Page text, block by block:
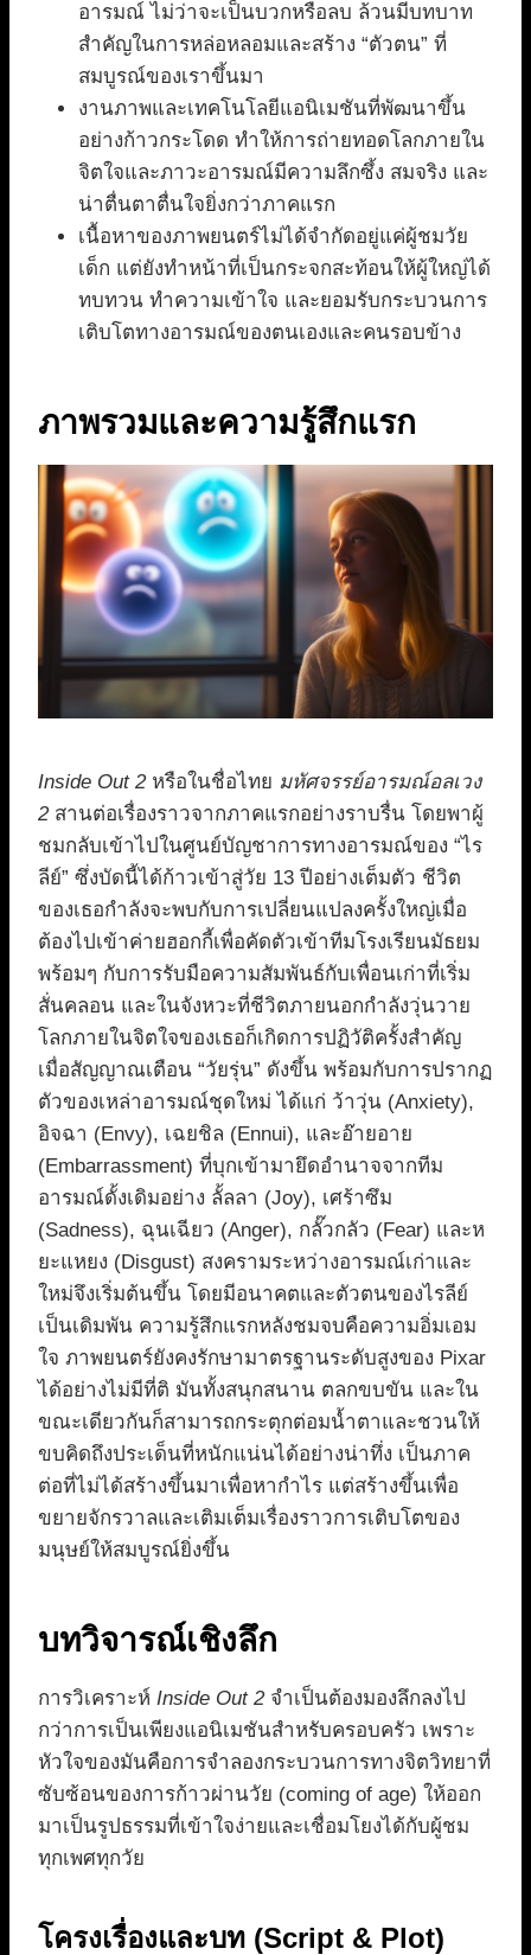
อารมณ์ ไม่ว่าจะเป็นบวกหรือลบ ล้วนมีบทบาท
สำคัญในการหล่อหลอมและสร้าง “ตัวตน” ที่
สมบูรณ์ของเราขึ้นมา
งานภาพและเทคโนโลยีแอนิเมชันที่พัฒนาขึ้น
อย่างก้าวกระโดด ทำให้การถ่ายทอดโลกภายใน
จิตใจและภาวะอารมณ์มีความลึกซึ้ง สมจริง และ
น่าตื่นตาตื่นใจยิ่งกว่าภาคแรก
เนื้อหาของภาพยนตร์ไม่ได้จำกัดอยู่แค่ผู้ชมวัย
เด็ก แต่ยังทำหน้าที่เป็นกระจกสะท้อนให้ผู้ใหญ่ได้
ทบทวน ทำความเข้าใจ และยอมรับกระบวนการ
เติบโตทางอารมณ์ของตนเองและคนรอบข้าง
ภาพรวมและความรู้สึกแรก
Inside Out 2หรือในชื่อไทย มหัศจรรย์อารมณ์อลเวง
2สานต่อเรื่องราวจากภาคแรกอย่างราบรื่น โดยพาผู้
ชมกลับเข้าไปในศูนย์บัญชาการทางอารมณ์ของ “ไร
ลีย์” ซึ่งบัดนี้ได้ก้าวเข้าสู่วัย 13 ปีอย่างเต็มตัว ชีวิต
ของเธอกำลังจะพบกับการเปลี่ยนแปลงครั้งใหญ่เมื่อ
ต้องไปเข้าค่ายฮอกกี้เพื่อคัดตัวเข้าทีมโรงเรียนมัธยม
พร้อมๆ กับการรับมือความสัมพันธ์กับเพื่อนเก่าที่เริ่ม
สั่นคลอน และในจังหวะที่ชีวิตภายนอกกำลังวุ่นวาย
โลกภายในจิตใจของเธอก็เกิดการปฏิวัติครั้งสำคัญ
เมื่อสัญญาณเตือน “วัยรุ่น” ดังขึ้น พร้อมกับการปรากฏ
ตัวของเหล่าอารมณ์ชุดใหม่ ได้แก่ ว้าวุ่น (Anxiety),
อิจฉา (Envy), เฉยชิล (Ennui), และอ๊ายอาย
(Embarrassment) ที่บุกเข้ามายึดอำนาจจากทีม
อารมณ์ดั้งเดิมอย่าง ลั้ลลา (Joy), เศร้าซึม
(Sadness), ฉุนเฉียว (Anger), กลั๊วกลัว (Fear) และห
ยะแหยง (Disgust) สงครามระหว่างอารมณ์เก่าและ
ใหม่จึงเริ่มต้นขึ้น โดยมีอนาคตและตัวตนของไรลีย์
เป็นเดิมพัน ความรู้สึกแรกหลังชมจบคือความอิ่มเอม
ใจ ภาพยนตร์ยังคงรักษามาตรฐานระดับสูงของ Pixar
ได้อย่างไม่มีที่ติ มันทั้งสนุกสนาน ตลกขบขัน และใน
ขณะเดียวกันก็สามารถกระตุกต่อมน้ำตาและชวนให้
ขบคิดถึงประเด็นที่หนักแน่นได้อย่างน่าทึ่ง เป็นภาค
ต่อที่ไม่ได้สร้างขึ้นมาเพื่อหากำไร แต่สร้างขึ้นเพื่อ
ขยายจักรวาลและเติมเต็มเรื่องราวการเติบโตของ
มนุษย์ให้สมบูรณ์ยิ่งขึ้น
บทวิจารณ์เชิงลึก
การวิเคราะห์ Inside Out 2จำเป็นต้องมองลึกลงไป
กว่าการเป็นเพียงแอนิเมชันสำหรับครอบครัว เพราะ
หัวใจของมันคือการจำลองกระบวนการทางจิตวิทยาที่
ซับซ้อนของการก้าวผ่านวัย (coming of age) ให้ออก
มาเป็นรูปธรรมที่เข้าใจง่ายและเชื่อมโยงได้กับผู้ชม
ทุกเพศทุกวัย
โครงเรื่องและบท (Script & Plot)